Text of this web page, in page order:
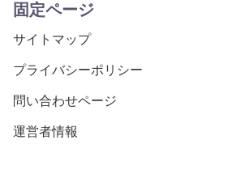
固定ページ
サイトマップ
プライバシーポリシー
問い合わせページ
運営者情報